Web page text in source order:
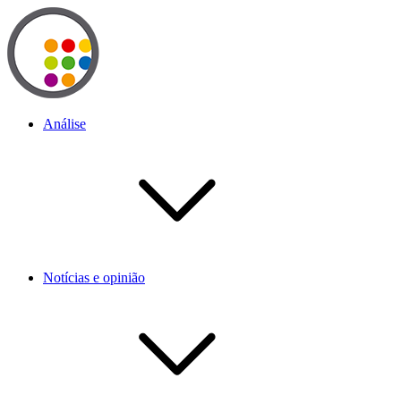
Análise
Notícias e opinião